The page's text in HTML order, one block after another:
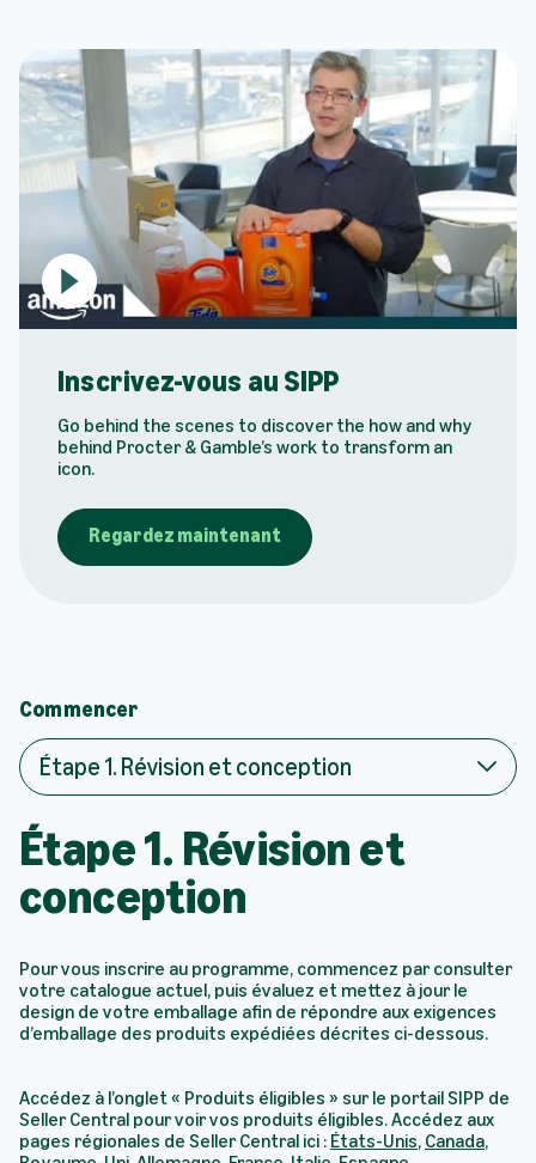
P
l
v
d
e
o
n
z
-
v
o
s
a
u
S
P
P
Inscrivez-vous au SIPP
Go behind the scenes to discover the how and why
behind Procter & Gamble’s work to transform an
icon.
Regardez maintenant
Commencer
Étape 1. Révision et conception
Étape 1. Révision et
conception
Pour vous inscrire au programme, commencez par consulter
votre catalogue actuel, puis évaluez et mettez à jour le
design de votre emballage afin de répondre aux exigences
d’emballage des produits expédiées décrites ci-dessous.
Accédez à l’onglet « Produits éligibles » sur le portail SIPP de
Seller Central pour voir vos produits éligibles. Accédez aux
pages régionales de Seller Central ici : États-Unis, Canada,